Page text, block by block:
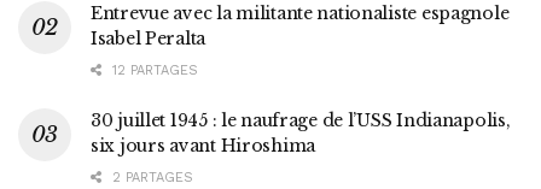
Entrevue avec la militante nationaliste espagnole
Isabel Peralta
12 PARTAGES
30 juillet 1945 : le naufrage de l’USS Indianapolis,
six jours avant Hiroshima
2 PARTAGES